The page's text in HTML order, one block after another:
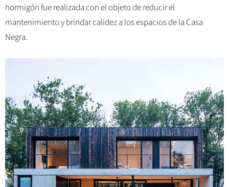
hormigón fue realizada con el objeto de reducir el
mantenimiento y brindar calidez a los espacios de la Casa
Negra.